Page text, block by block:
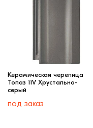
Керамическая черепица
Топаз 11V Хрустально-
серый
под заказ